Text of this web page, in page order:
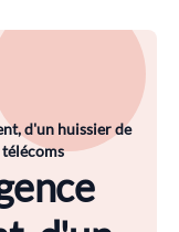
d'un huissier de